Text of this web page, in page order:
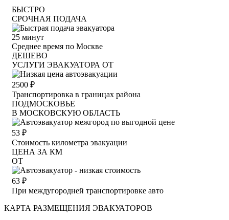
БЫСТРО
СРОЧНАЯ ПОДАЧА
25 минут
Среднее время по Москве
ДЕШЕВО
УСЛУГИ ЭВАКУАТОРА ОТ
2500 ₽
Транспортировка в границах района
ПОДМОСКОВЬЕ
В МОСКОВСКУЮ ОБЛАСТЬ
53 ₽
Стоимость километра эвакуации
ЦЕНА ЗА КМ
ОТ
63 ₽
При междугородней транспортировке авто
КАРТА РАЗМЕЩЕНИЯ ЭВАКУАТОРОВ